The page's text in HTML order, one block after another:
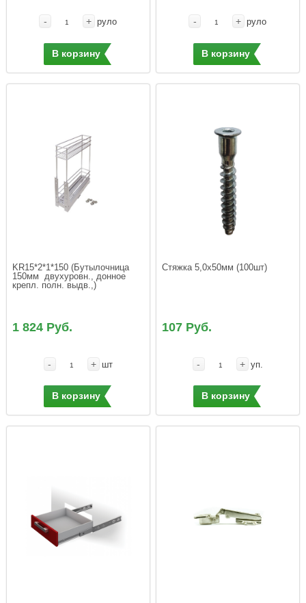
- + руло
В корзину
- + руло
В корзину
KR15*2*1*150 (Бутылочница
150мм  двухуровн., донное
крепл. полн. выдв.,)
1 824 Руб.
- + шт
В корзину
107 Руб.
- + уп.
В корзину